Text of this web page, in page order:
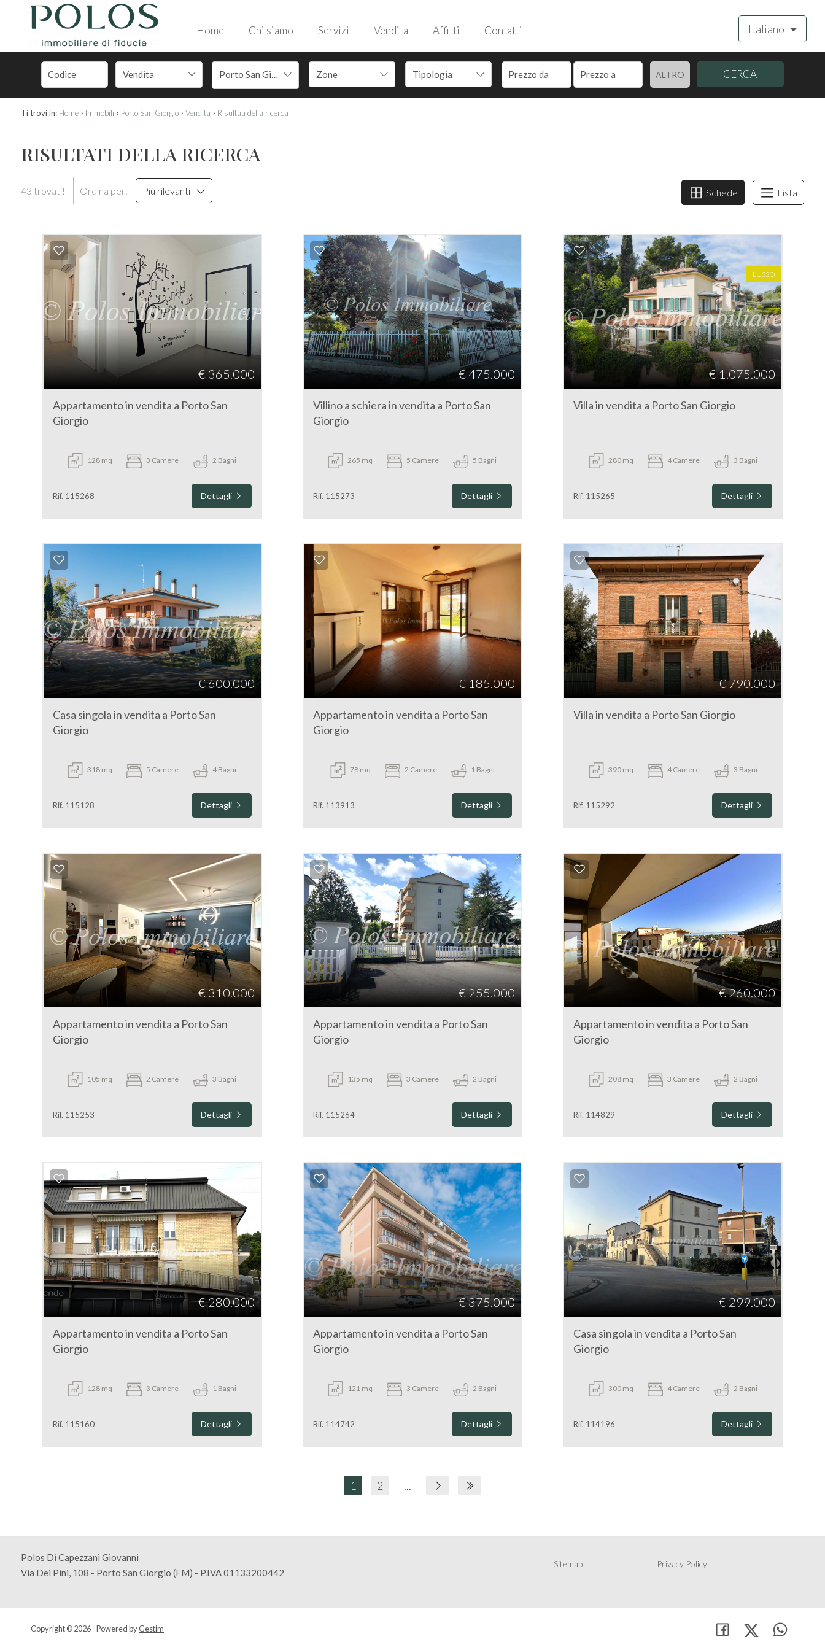
Italiano
Home Chi siamo Servizi Vendita Affitti Contatti
Vendita Porto San Giorgio ALTRO CERCA
Ti trovi in: Home › Immobili › Porto San Giorgio › Vendita › Risultati della ricerca
RISULTATI DELLA RICERCA
43 trovati! Ordina per: Più rilevanti Schede Lista
€ 365.000
Appartamento in vendita a Porto San
Giorgio
128 mq 3 Camere 2 Bagni
Rif. 115268 Dettagli
€ 475.000
Villino a schiera in vendita a Porto San
Giorgio
265 mq 5 Camere 5 Bagni
Rif. 115273 Dettagli
LUSSO
€ 1.075.000
Villa in vendita a Porto San Giorgio
280 mq 4 Camere 3 Bagni
Rif. 115265 Dettagli
€ 600.000
Casa singola in vendita a Porto San
Giorgio
318 mq 5 Camere 4 Bagni
Rif. 115128 Dettagli
€ 185.000
Appartamento in vendita a Porto San
Giorgio
78 mq 2 Camere 1 Bagni
Rif. 113913 Dettagli
€ 790.000
Villa in vendita a Porto San Giorgio
390 mq 4 Camere 3 Bagni
Rif. 115292 Dettagli
€ 310.000
Appartamento in vendita a Porto San
Giorgio
105 mq 2 Camere 3 Bagni
Rif. 115253 Dettagli
€ 255.000
Appartamento in vendita a Porto San
Giorgio
135 mq 3 Camere 2 Bagni
Rif. 115264 Dettagli
€ 260.000
Appartamento in vendita a Porto San
Giorgio
208 mq 3 Camere 2 Bagni
Rif. 114829 Dettagli
€ 280.000
Appartamento in vendita a Porto San
Giorgio
128 mq 3 Camere 1 Bagni
Rif. 115160 Dettagli
€ 375.000
Appartamento in vendita a Porto San
Giorgio
121 mq 3 Camere 2 Bagni
Rif. 114742 Dettagli
€ 299.000
Casa singola in vendita a Porto San
Giorgio
300 mq 4 Camere 2 Bagni
Rif. 114196 Dettagli
1 2 ...
Polos Di Capezzani Giovanni
Via Dei Pini, 108 - Porto San Giorgio (FM) - P.IVA 01133200442
Sitemap Privacy Policy
Copyright © 2026 - Powered byGestim